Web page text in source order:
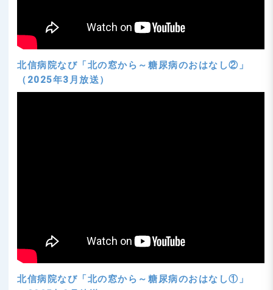
北信病院なび「北の窓から～糖尿病のおはなし②」
（2025年3月放送）
北信病院なび「北の窓から～糖尿病のおはなし①」